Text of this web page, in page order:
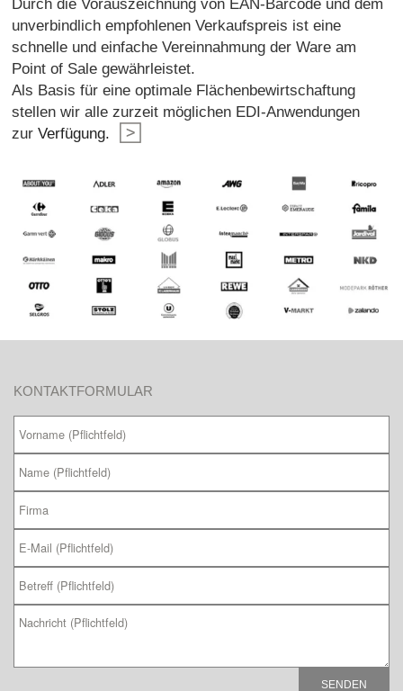
Durch die Vorauszeichnung von EAN-Barcode und dem
unverbindlich empfohlenen Verkaufspreis ist eine
schnelle und einfache Vereinnahmung der Ware am
Point of Sale gewährleistet.
Als Basis für eine optimale Flächenbewirtschaftung
stellen wir alle zurzeit möglichen EDI-Anwendungen
zur Verfügung.
KONTAKTFORMULAR